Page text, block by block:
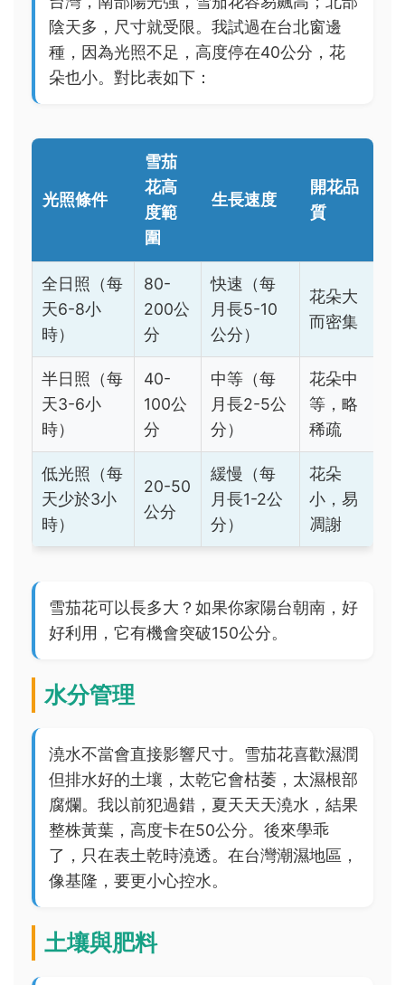
陰天多，尺寸就受限。我試過在台北窗邊
種，因為光照不足，高度停在40公分，花
朵也小。對比表如下：
光照條件
雪茄
花高
度範
圍
生長速度
開花品
質
全日照（每
天6-8小
時）
80-
200公
分
快速（每
月長5-10
公分）
花朵大
而密集
半日照（每
天3-6小
時）
40-
100公
分
中等（每
月長2-5公
分）
花朵中
等，略
稀疏
低光照（每
天少於3小
時）
20-50
公分
緩慢（每
月長1-2公
分）
花朵
小，易
凋謝
雪茄花可以長多大？如果你家陽台朝南，好
好利用，它有機會突破150公分。
水分管理
澆水不當會直接影響尺寸。雪茄花喜歡濕潤
但排水好的土壤，太乾它會枯萎，太濕根部
腐爛。我以前犯過錯，夏天天天澆水，結果
整株黃葉，高度卡在50公分。後來學乖
了，只在表土乾時澆透。在台灣潮濕地區，
像基隆，要更小心控水。
土壤與肥料